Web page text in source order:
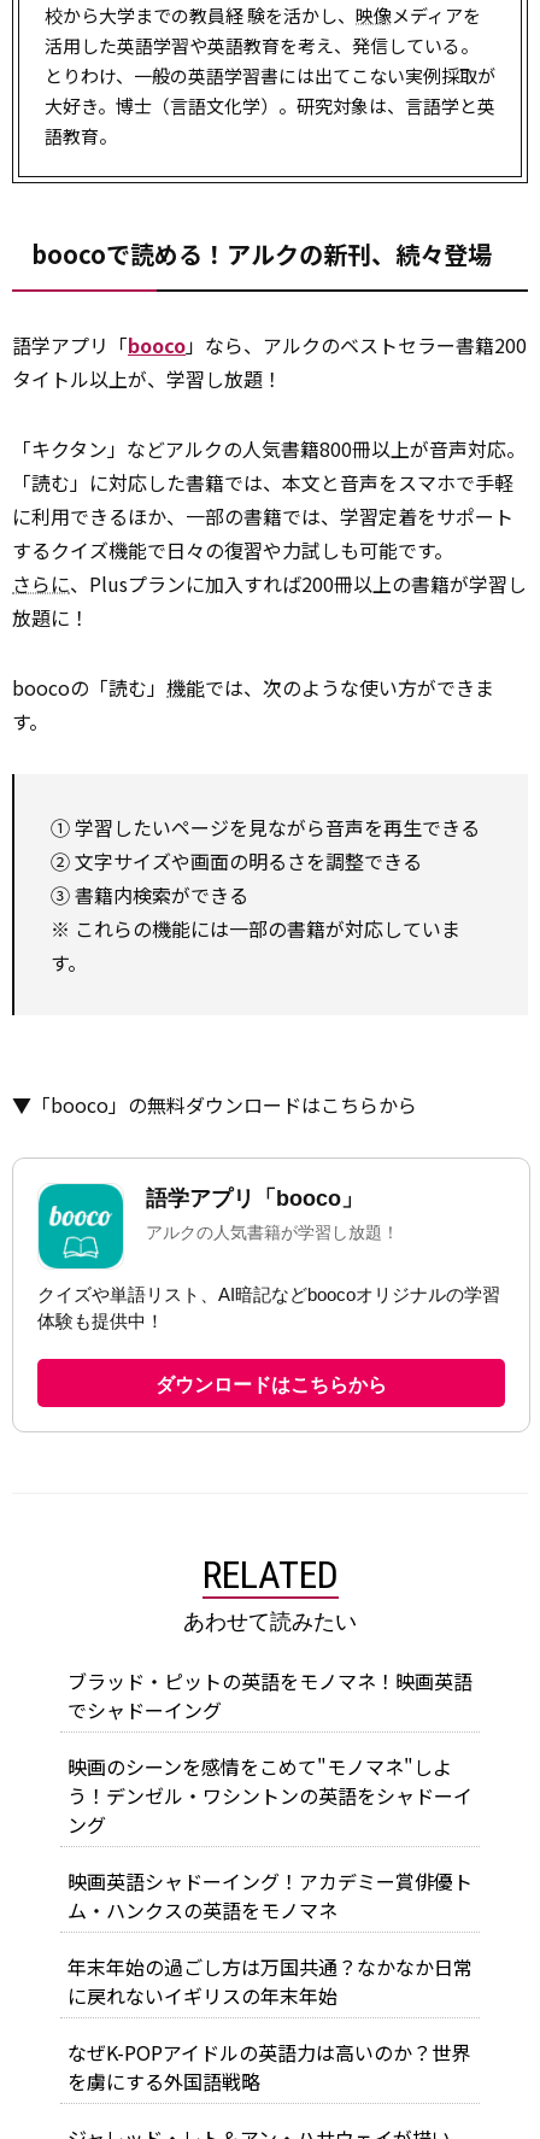
校から大学までの教員経 験を活かし、 映像メディアを
活用した英語学習や英語教育を考え、発信している。
とりわけ、一般の英語学習書には出てこない実例採取が
大好き。博士（言語文化学）。研究対象は、言語学と英
語教育。
boocoで読める！アルクの新刊、続々登場
語学アプリ「booco」なら、アルクのベストセラー書籍200
タイトル以上が、学習し放題！
「キクタン」などアルクの人気書籍800冊以上が音声対応。
「読む」に対応した書籍では、本文と音声をスマホで手軽
に利用できるほか、一部の書籍では、学習定着をサポート
するクイズ機能で日々の復習や力試しも可能です。
さらに、Plusプランに加入すれば200冊以上の書籍が学習し
放題に！
boocoの「読む」 機能では、次のような使い方ができま
す。
① 学習したいページを見ながら音声を再生できる
② 文字サイズや画面の明るさを調整できる
③ 書籍内検索ができる
※ これらの機能には一部の書籍が対応していま
す。
▼「booco」の無料ダウンロードはこちらから
RELATED
あわせて読みたい
ブラッド・ピットの英語をモノマネ！映画英語
でシャドーイング
映画のシーンを感情をこめて"モノマネ"しよ
う！デンゼル・ワシントンの英語をシャドーイ
ング
映画英語シャドーイング！アカデミー賞俳優ト
ム・ハンクスの英語をモノマネ
年末年始の過ごし方は万国共通？なかなか日常
に戻れないイギリスの年末年始
なぜK-POPアイドルの英語力は高いのか？世界
を虜にする外国語戦略